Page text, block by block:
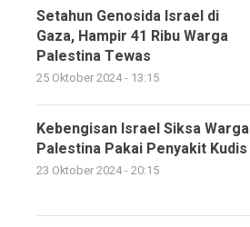
Setahun Genosida Israel di
Gaza, Hampir 41 Ribu Warga
Palestina Tewas
25 Oktober 2024 - 13:15
Kebengisan Israel Siksa Warga
Palestina Pakai Penyakit Kudis
23 Oktober 2024 - 20:15